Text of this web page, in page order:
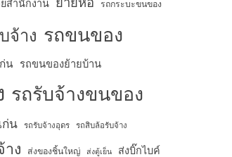
ยสำนักงาน รถกระบะขนของ
จ้าง รถขนของ
น รถขนของย้ายบ้าน
รถรับจ้างขนของ
ก่น รถรับจ้างอุดร รถสิบล้อรับจ้าง
ง ส่งของชิ้นใหญ่ ส่งตู้เย็น ส่งบิ๊กไบค์